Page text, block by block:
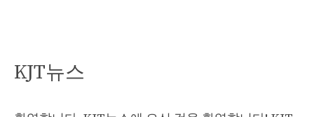
KJT뉴스